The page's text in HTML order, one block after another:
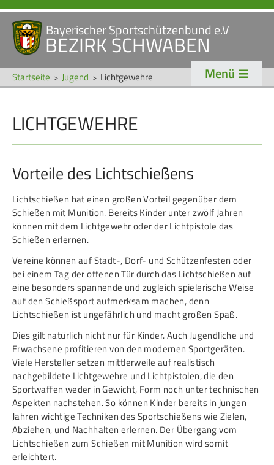
Bayerischer Sportschützenbund e.V
BEZIRK SCHWABEN
Startseite Jugend Lichtgewehre Menü
LICHTGEWEHRE
Vorteile des Lichtschießens
Lichtschießen hat einen großen Vorteil gegenüber dem
Schießen mit Munition. Bereits Kinder unter zwölf Jahren
können mit dem Lichtgewehr oder der Lichtpistole das
Schießen erlernen.
Vereine können auf Stadt-, Dorf- und Schützenfesten oder
bei einem Tag der offenen Tür durch das Lichtschießen auf
eine besonders spannende und zugleich spielerische Weise
auf den Schießsport aufmerksam machen, denn
Lichtschießen ist ungefährlich und macht großen Spaß.
Dies gilt natürlich nicht nur für Kinder. Auch Jugendliche und
Erwachsene profitieren von den modernen Sportgeräten.
Viele Hersteller setzen mittlerweile auf realistisch
nachgebildete Lichtgewehre und Lichtpistolen, die den
Sportwaffen weder in Gewicht, Form noch unter technischen
Aspekten nachstehen. So können Kinder bereits in jungen
Jahren wichtige Techniken des Sportschießens wie Zielen,
Abziehen, und Nachhalten erlernen. Der Übergang vom
Lichtschießen zum Schießen mit Munition wird somit
erleichtert.
Navigation
überspringen
STARTSEITE
VERANSTALTUNGEN
NEWS
überspringen
VERBAND
Veranstaltungen
Bezirk Schwaben
Gaue & Mitglieder
Referenten
Ehrungen
Service
Schützentradition
Bezirksschützen­tag
Oktoberfest
Schützen­­museum
SPORT
Schützensport
Meisterschaften
Bogen
Senioren-Auflage
Kader
RWK
JUGEND
Schützen Jugend
Bezirkspokal
Sommerbiathlon
Lichtgewehre